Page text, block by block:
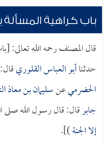
باب كراهية المسألة
قال المصنف رحمه الله تعالى:
حدثناأبو العباس القلوري
الحضرميعنسليمان بن معاذ
جابرقال: قال رسول الله صلى
إلا الجنة)].